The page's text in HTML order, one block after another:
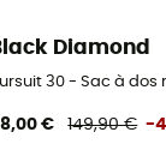
vélo
Diamond
30 - Sac à
€ 149,90 € -